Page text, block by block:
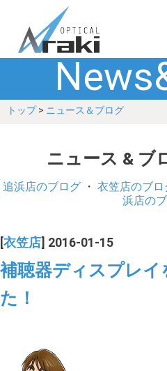
選ばれる理由
ブランド
補聴器
お客さまの声
コラム
トップ> ニュース＆ブログ
ニュース & ブ
追浜店のブログ ・ 衣笠店のブロ
浜店の
衣笠店 ] 2016-01-15
補聴器ディスプレイ
た！